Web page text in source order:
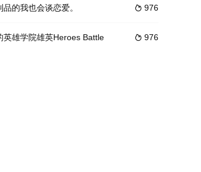
虚无，当玄野
受欢迎，动画版于1992年在朝
有超高智商的天才少年。某日，一个外表奇特的男孩找
1992年3月24日、同年7月7日 - 9月29日放送。大人向け
 976
品的我也会谈恋爱。
 976
英雄学院雄英Heroes Battle